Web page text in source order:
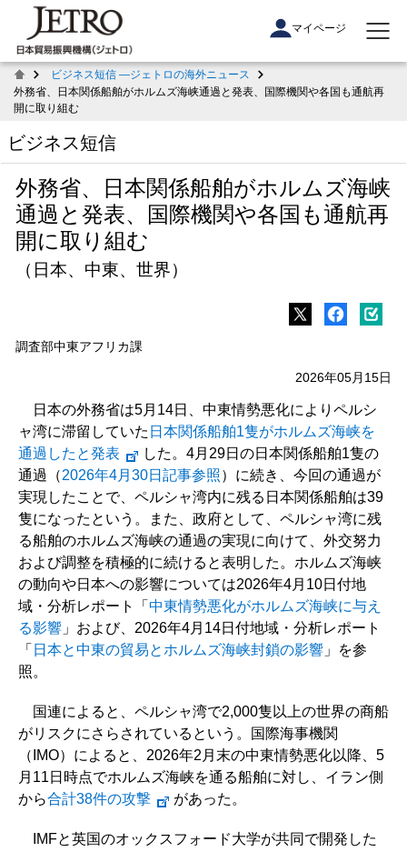
マイページ
ビジネス短信 ―ジェトロの海外ニュース
外務省、日本関係船舶がホルムズ海峡通過と発表、国際機関や各国も通航再
開に取り組む
ビジネス短信
外務省、日本関係船舶がホルムズ海峡
通過と発表、国際機関や各国も通航再
開に取り組む
（日本、中東、世界）
調査部中東アフリカ課
2026年05月15日
日本の外務省は5月14日、中東情勢悪化によりペルシ
ャ湾に滞留していた 日本関係船舶1隻がホルムズ海峡を
通過したと発表
した。4月29日の日本関係船舶1隻の
通過（2026年4月30日記事参照）に続き、今回の通過が
実現したことで、ペルシャ湾内に残る日本関係船舶は39
隻になったという。また、政府として、ペルシャ湾に残
る船舶のホルムズ海峡の通過の実現に向けて、外交努力
および調整を積極的に続けると表明した。ホルムズ海峡
の動向や日本への影響については2026年4月10日付地
域・分析レポート「 中東情勢悪化がホルムズ海峡に与え
る影響」および、2026年4月14日付地域・分析レポート
「 日本と中東の貿易とホルムズ海峡封鎖の影響」を参
照。
国連によると、ペルシャ湾で2,000隻以上の世界の商船
がリスクにさらされているという。国際海事機関
（IMO）によると、2026年2月末の中東情勢悪化以降、5
月11日時点でホルムズ海峡を通る船舶に対し、イラン側
から合計38件の攻撃 があった。
IMFと英国のオックスフォード大学が共同で開発した